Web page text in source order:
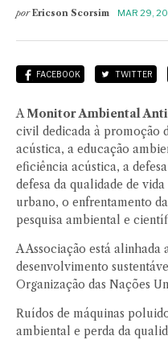
por Ericson Scorsim MAR 29,
FACEBOOK TWITTER
AMonitor Ambiental
civil dedicada à promoção
acústica, a educação
eficiência acústica, a
defesa da qualidade de
urbano, o enfrentamento
pesquisa ambiental e
A Associação está alinhada
desenvolvimento
Organização das Nações
Ruídos de máquinas
ambiental e perda da